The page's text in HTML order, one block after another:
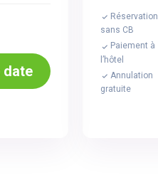
date
Réservation
sans CB
Paiement à
l’hôtel
Annulation
gratuite